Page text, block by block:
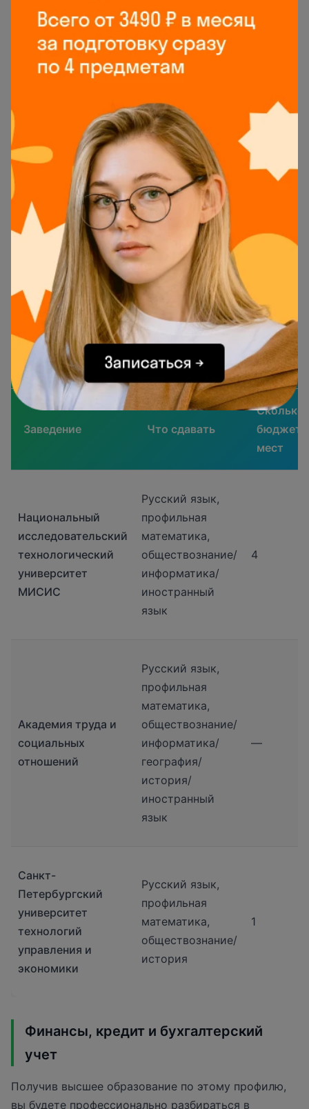
Институт
Технологий и
Русский язык,
математика,
обществознание/
история
Бухгалтерский учет и
налогообложение
Другой популярный образовательный профиль
позволит выпускникам стать бухгалтерами,
специалистами по налогообложению, налоговыми
инспекторами, финансовыми контролерами,
специалистами по бюджетированию и т. п.
Где учат по профилю «Бухгалтерский учет и
налогообложение»
Заведение Что сдавать
Сколько
мест
Национальный
исследовательский
технологический
университет
МИСИС
Русский язык,
профильная
математика,
обществознание/
информатика/
иностранный
язык
4
Академия труда и
социальных
отношений
Русский язык,
профильная
математика,
обществознание/
информатика/
география/
история/
иностранный
язык
—
Санкт-
Петербургский
университет
технологий
управления и
экономики
Русский язык,
профильная
математика,
обществознание/
история
1
Финансы, кредит и бухгалтерский
учет
Получив высшее образование по этому профилю,
вы будете профессионально разбираться в